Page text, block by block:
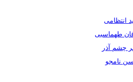
انتظامی
طهماسبی
چشم آذر
نامجو